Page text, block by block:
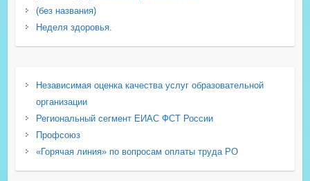
(без названия)
Неделя здоровья.
Независимая оценка качества услуг образовательной
организации
Региональный сегмент ЕИАС ФСТ России
Профсоюз
«Горячая линия» по вопросам оплаты труда РО